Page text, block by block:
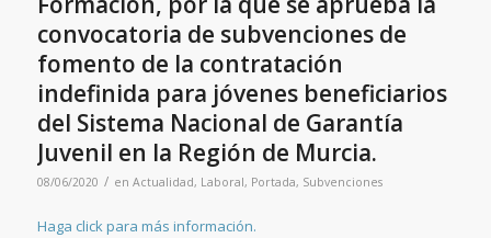
convocatoria de subvenciones de
fomento de la contratación
indefinida para jóvenes beneficiarios
del Sistema Nacional de Garantía
Juvenil en la Región de Murcia.
08/06/2020 / en Actualidad, Laboral, Portada, Subvenciones
Haga click para más información.